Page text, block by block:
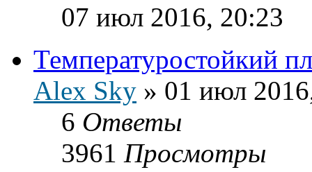
07 июл 2016, 20:23
Температуростойкий
Alex Sky » 01 июл
6 Ответы
3961 Просмотры